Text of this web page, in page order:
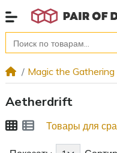
Magic the Gathering
Aetherdrift
Товары для